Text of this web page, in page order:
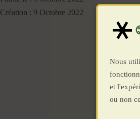
Création : 9 Octobre 2022
Nous
et
ou non